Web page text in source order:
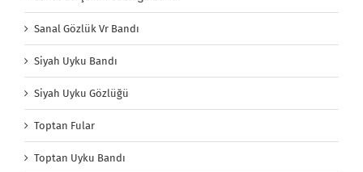
Sanal Gözlük Vr Bandı
Siyah Uyku Bandı
Siyah Uyku Gözlüğü
Toptan Fular
Toptan Uyku Bandı